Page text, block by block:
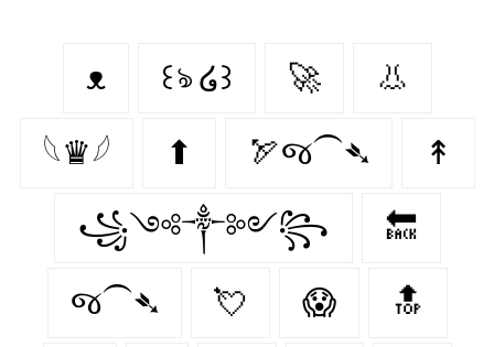
ᴥ ꒰ঌ ໒꒱ 🚀 👃
𓆩♛𓆪 ⬆ 🏹જ⁀➴ ↟
꧁༺༒༻꧂ 🔙
જ⁀➴ 💘 😱 🔝